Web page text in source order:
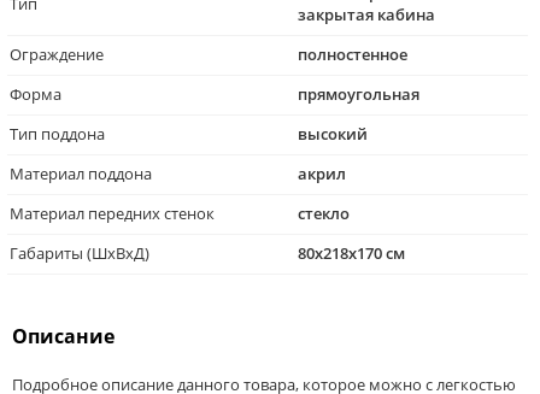
закрытая кабина
Ограждение
полностенное
Форма
прямоугольная
Тип поддона
высокий
Материал поддона
акрил
Материал передних стенок
стекло
Габариты (ШхВхД)
80x218x170 см
Описание
Подробное описание данного товара, которое можно с легкостью